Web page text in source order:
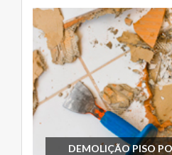
DEMOLIÇÃO PISO